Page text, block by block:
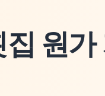
집 원